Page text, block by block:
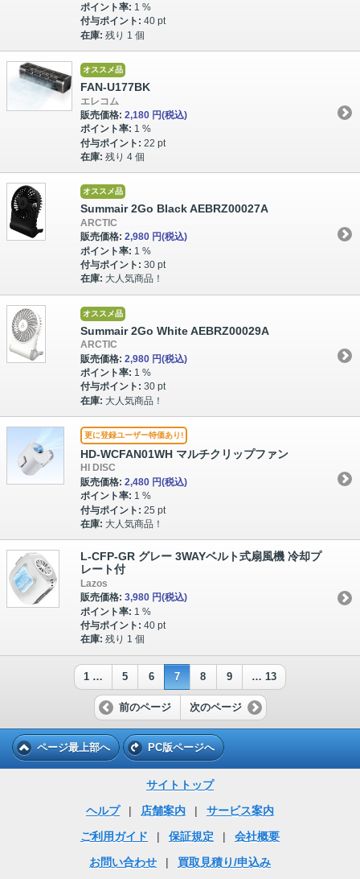
ポイント率: 1 %
付与ポイント: 40 pt
在庫: 残り 1 個
オススメ品
FAN-U177BK
エレコム
販売価格: 2,180 円(税込)
ポイント率: 1 %
付与ポイント: 22 pt
在庫: 残り 4 個
オススメ品
Summair 2Go Black AEBRZ00027A
ARCTIC
販売価格: 2,980 円(税込)
ポイント率: 1 %
付与ポイント: 30 pt
在庫: 大人気商品！
オススメ品
Summair 2Go White AEBRZ00029A
ARCTIC
販売価格: 2,980 円(税込)
ポイント率: 1 %
付与ポイント: 30 pt
在庫: 大人気商品！
更に登録ユーザー特価あり!
HD-WCFAN01WH マルチクリップファン
HI DISC
販売価格: 2,480 円(税込)
ポイント率: 1 %
付与ポイント: 25 pt
在庫: 大人気商品！
L-CFP-GR グレー 3WAYベルト式扇風機 冷却プ
レート付
Lazos
販売価格: 3,980 円(税込)
ポイント率: 1 %
付与ポイント: 40 pt
在庫: 残り 1 個
1 … 5 6 7 8 9 … 13
前のページ 次のページ
ページ最上部へ PC版ページへ
サイトトップ
ヘルプ
| 店舗案内 |
サービス案内
ご利用ガイド
| 保証規定 |
会社概要
お問い合わせ
| 買取見積り/申込み